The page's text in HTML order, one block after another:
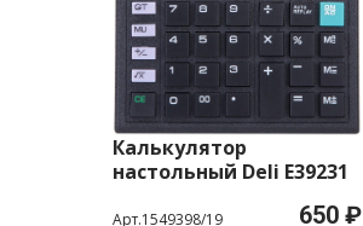
Калькулятор
настольный Deli E39231
Арт.1549398/19 650 ₽